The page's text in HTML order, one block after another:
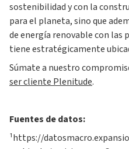
sostenibilidad y con la
para el planeta, sino que
de energía renovable con las
tiene estratégicamente
Súmate a nuestro
ser cliente Plenitude.
Fuentes de datos:
¹https://